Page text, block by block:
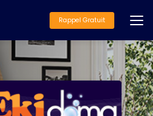
Rappel Gratuit